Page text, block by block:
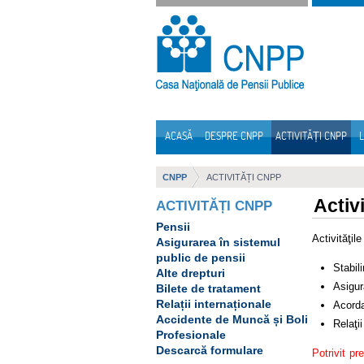
Sari la continut
ACASĂ DESPRE CNPP ACTIVITĂȚI CNPP
CNPP ACTIVITĂȚI CNPP
ACTIVITĂȚI CNPP
Pensii
Asigurarea în sistemul
public de pensii
Alte drepturi
Bilete de tratament
Relații internaționale
Accidente de Muncă și Boli
Profesionale
Descarcă formulare
Activităţile
Potrivit